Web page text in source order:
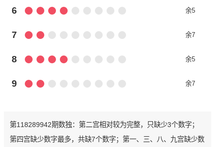
6 余5
7 余7
8 余5
9 余7
第118289942期数独：第二宫相对较为完整，只缺少3个数字；
第四宫缺少数字最多，共缺7个数字；第一、三、八、九宫缺少数